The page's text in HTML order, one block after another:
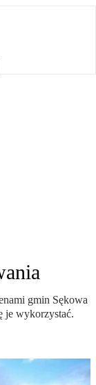
gmin Sękowa
je wykorzystać.